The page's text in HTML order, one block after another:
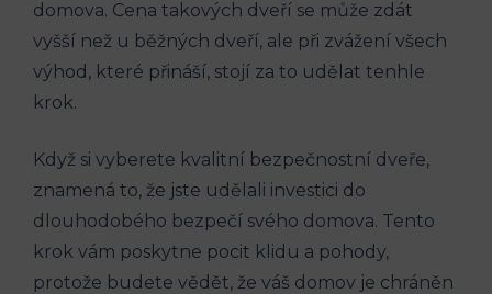
domova. Cena takových dveří se může zdát
vyšší než u běžných dveří, ale při zvážení všech
výhod, které přináší, stojí za to udělat tenhle
krok.
Když si vyberete kvalitní bezpečnostní dveře,
znamená to, že jste udělali investici do
dlouhodobého bezpečí svého domova. Tento
krok vám poskytne pocit klidu a pohody,
protože budete vědět, že váš domov je chráněn